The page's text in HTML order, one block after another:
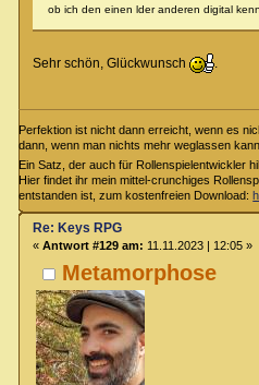
ob ich den einen lder anderen digital
Sehr schön, Glückwunsch .
Perfektion ist nicht dann erreicht, wenn es
dann, wenn man nichts mehr weglassen
Ein Satz, der auch für Rollenspielentwickler
Hier findet ihr mein mittel-crunchiges
entstanden ist, zum kostenfreien Download:
Metamorphose
Re: Keys RPG
« Antwort #129 am: 11.11.2023 | 12:05 »